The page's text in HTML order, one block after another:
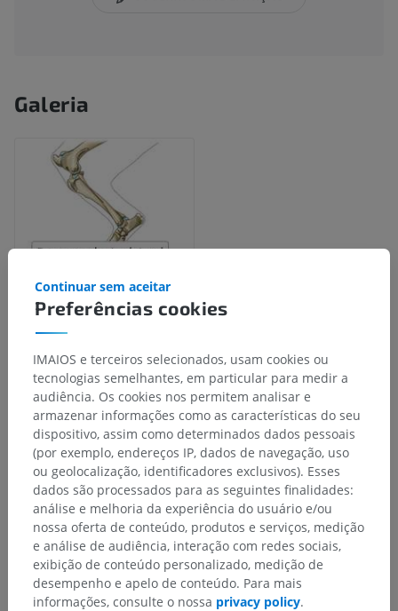
Galeria
Hierarquia anatômica
Anatomia veterinária
Osteologia> Esqueleto apendicular >
Ossos do membro pelviano> Esqueleto do pé>
Ossos dos dedos do pé> Processo plantar lateral
Estruturas subjacentes:
Forame do processo plantar
Incisura do processo plantar
Preferências cookies
Continuar sem aceitar
IMAIOS e terceiros selecionados, usam cookies ou
tecnologias semelhantes, em particular para medir a
audiência. Os cookies nos permitem analisar e
armazenar informações como as características do seu
dispositivo, assim como determinados dados pessoais
(por exemplo, endereços IP, dados de navegação, uso
ou geolocalização, identificadores exclusivos). Esses
dados são processados para as seguintes finalidades:
análise e melhoria da experiência do usuário e/ou
nossa oferta de conteúdo, produtos e serviços, medição
e análise de audiência, interação com redes sociais,
exibição de conteúdo personalizado, medição de
desempenho e apelo de conteúdo. Para mais
informações, consulte o nossa privacy policy.